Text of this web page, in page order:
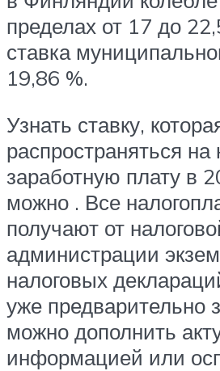
пределах от 17 до
ставка
19,86 %.
Узнать ставку,
распространяться на
заработную плату в
можно . Все
получают от
администрации
налоговых
уже предварительно
можно дополнить
информацией или